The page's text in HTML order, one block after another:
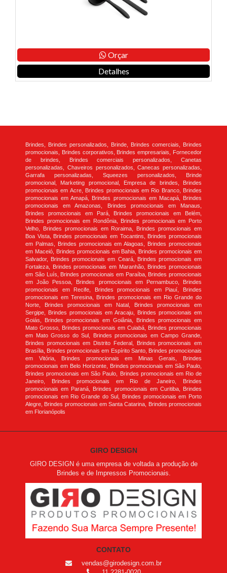
Orçar
Detalhes
Brindes, Brindes personalizados, Brinde, Brindes comerciais, Brindes
promocionais, Brindes corporativos, Brindes empresariais, Fornecedor
de brindes, Brindes comerciais personalizados, Canetas
personalizadas, Chaveiros personalizados, Canecas personalizadas,
Garrafa personalizadas, Squeezes personalizados, Brinde
promocional, Marketing promocional, Empresa de brindes, Brindes
promocionais em Acre, Brindes promocionais em Rio Branco, Brindes
promocionais em Amapá, Brindes promocionais em Macapá, Brindes
promocionais em Amazonas, Brindes promocionais em Manaus,
Brindes promocionais em Pará, Brindes promocionais em Belém,
Brindes promocionais em Rondônia, Brindes promocionais em Porto
Velho, Brindes promocionais em Roraima, Brindes promocionais em
Boa Vista, Brindes promocionais em Tocantins, Brindes promocionais
em Palmas, Brindes promocionais em Alagoas, Brindes promocionais
em Maceió, Brindes promocionais em Bahia, Brindes promocionais em
Salvador, Brindes promocionais em Ceará, Brindes promocionais em
Fortaleza, Brindes promocionais em Maranhão, Brindes promocionais
em São Luís, Brindes promocionais em Paraíba, Brindes promocionais
em João Pessoa, Brindes promocionais em Pernambuco, Brindes
promocionais em Recife, Brindes promocionais em Piauí, Brindes
promocionais em Teresina, Brindes promocionais em Rio Grande do
Norte, Brindes promocionais em Natal, Brindes promocionais em
Sergipe, Brindes promocionais em Aracaju, Brindes promocionais em
Goiás, Brindes promocionais em Goiânia, Brindes promocionais em
Mato Grosso, Brindes promocionais em Cuiabá, Brindes promocionais
em Mato Grosso do Sul, Brindes promocionais em Campo Grande,
Brindes promocionais em Distrito Federal, Brindes promocionais em
Brasília, Brindes promocionais em Espírito Santo, Brindes promocionais
em Vitória, Brindes promocionais em Minas Gerais, Brindes
promocionais em Belo Horizonte, Brindes promocionais em São Paulo,
Brindes promocionais em São Paulo, Brindes promocionais em Rio de
Janeiro, Brindes promocionais em Rio de Janeiro, Brindes
promocionais em Paraná, Brindes promocionais em Curitiba, Brindes
promocionais em Rio Grande do Sul, Brindes promocionais em Porto
Alegre, Brindes promocionais em Santa Catarina, Brindes promocionais
em Florianópolis
GIRO DESIGN
GIRO DESIGN é uma empresa de voltada a produção de
Brindes e de Impressos Promocionais.
CONTATO
vendas@girodesign.com.br